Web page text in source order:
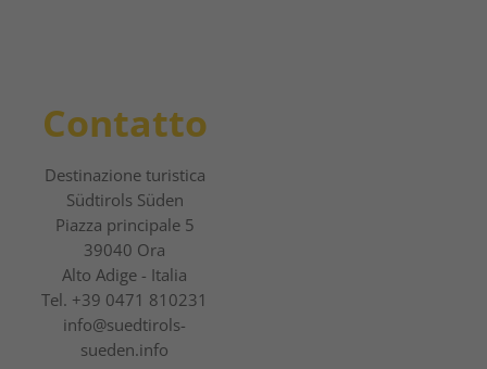
Contatto
Destinazione turistica
Südtirols Süden
Piazza principale 5
39040 Ora
Alto Adige - Italia
Tel. +39 0471 810231
info@suedtirols-
sueden.info